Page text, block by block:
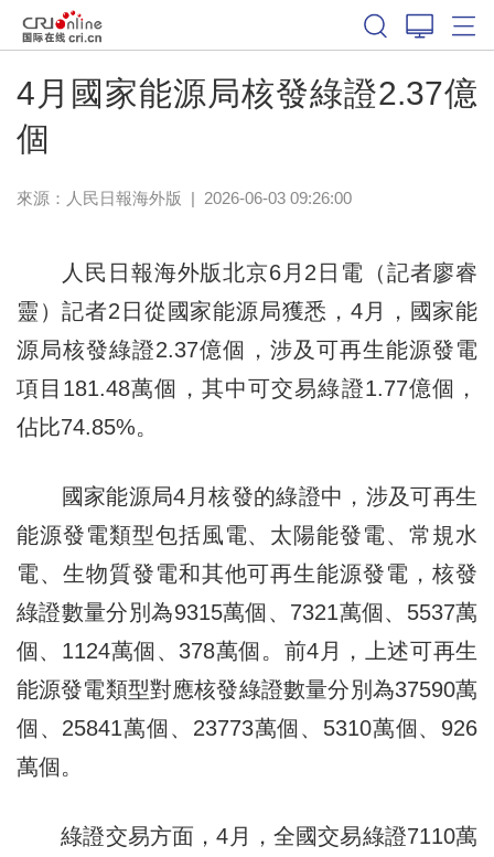
4月國家能源局核發綠證2.37億
個
來源： 人民日報海外版 | 2026-06-03 09:26:00
人民日報海外版北京6月2日電（記者廖睿
靈）記者2日從國家能源局獲悉，4月，國家能
源局核發綠證2.37億個，涉及可再生能源發電
項目181.48萬個，其中可交易綠證1.77億個，
佔比74.85%。
國家能源局4月核發的綠證中，涉及可再生
能源發電類型包括風電、太陽能發電、常規水
電、生物質發電和其他可再生能源發電，核發
綠證數量分別為9315萬個、7321萬個、5537萬
個、1124萬個、378萬個。前4月，上述可再生
能源發電類型對應核發綠證數量分別為37590萬
個、25841萬個、23773萬個、5310萬個、926
萬個。
綠證交易方面，4月，全國交易綠證7110萬